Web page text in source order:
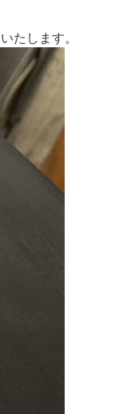
たします。